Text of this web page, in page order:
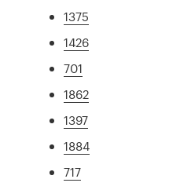
1375
1426
701
1862
1397
1884
717